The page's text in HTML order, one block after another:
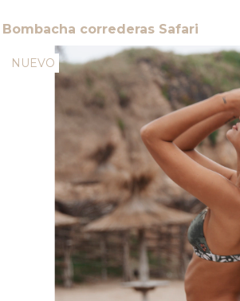
Bombacha correderas Safari
NUEVO